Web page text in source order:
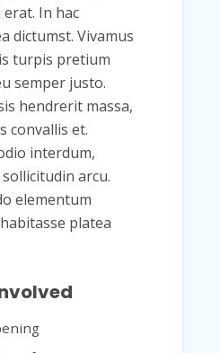
erat. In hac
dictumst. Vivamus
turpis pretium
semper justo.
hendrerit massa,
convallis et.
interdum,
arcu.
elementum
platea